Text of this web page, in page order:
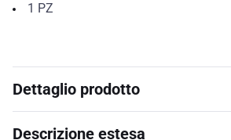
1 PZ
Dettaglio prodotto
Descrizione estesa